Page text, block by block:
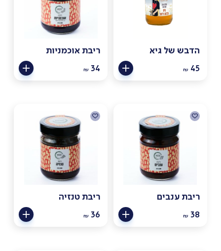
הדבש של גיא
₪ 45
ריבת אוכמניות
₪ 34
ריבת ענבים
₪ 38
ריבת טנזיה
₪ 36